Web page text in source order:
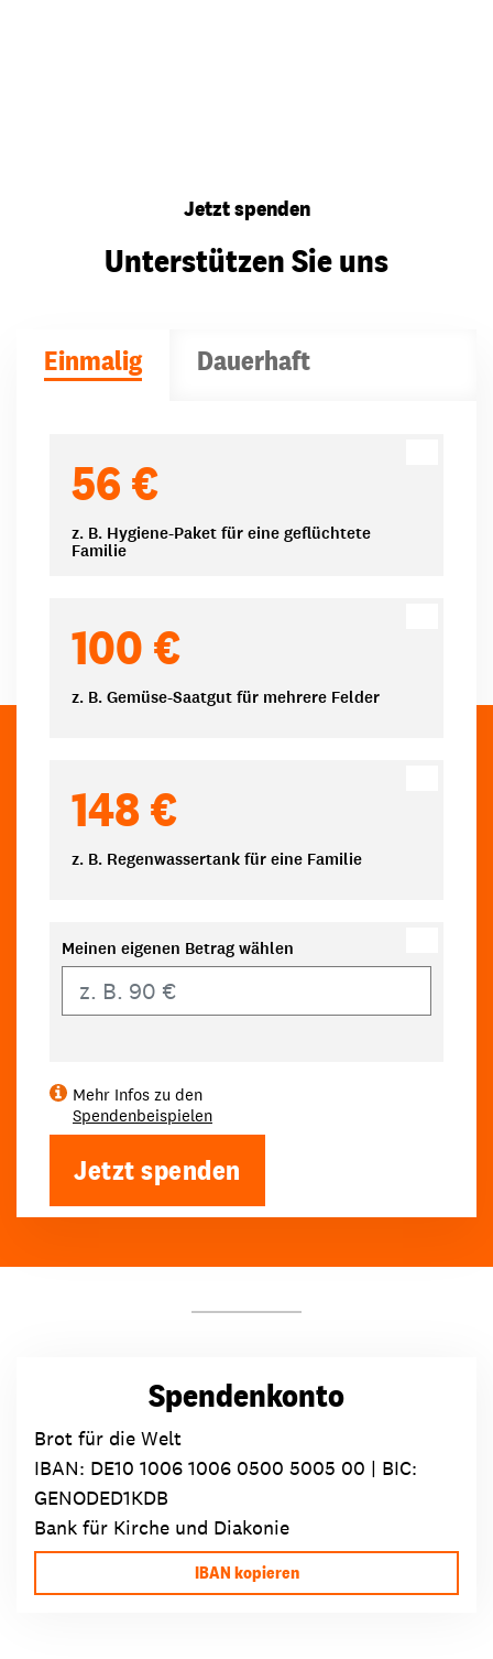
Jetzt spenden
Unterstützen Sie uns
Einmalig Dauerhaft
56 €
z. B. Hygiene-Paket für eine geflüchtete
Familie
100 €
z. B. Gemüse-Saatgut für mehrere Felder
148 €
z. B. Regenwassertank für eine Familie
Meinen eigenen Betrag wählen
Mehr Infos zu den
Spendenbeispielen
Jetzt spenden
Spendenkonto
Brot für die Welt
IBAN: DE10 1006 1006 0500 5005 00 | BIC:
GENODED1KDB
Bank für Kirche und Diakonie
IBAN kopieren